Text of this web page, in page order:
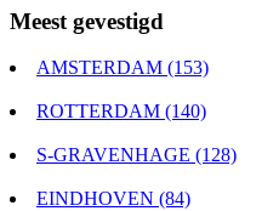
Meest gevestigd
AMSTERDAM (153)
ROTTERDAM (140)
S-GRAVENHAGE (128)
EINDHOVEN (84)